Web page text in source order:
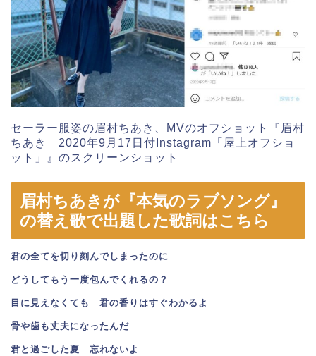
セーラー服姿の眉村ちあき、MVのオフショット『眉村
ちあき 2020年9月17日付Instagram「屋上オフショ
ット」』のスクリーンショット
眉村ちあきが『本気のラブソング』
の替え歌で出題した歌詞はこちら
君の全てを切り刻んでしまったのに
どうしてもう一度包んでくれるの？
目に見えなくても　君の香りはすぐわかるよ
骨や歯も丈夫になったんだ
君と過ごした夏　忘れないよ